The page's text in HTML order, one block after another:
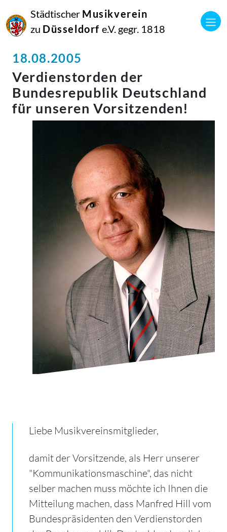
Städtischer Musikverein
zu Düsseldorf e.V. gegr. 1818
18.08.2005
Verdienstorden der
Bundesrepublik Deutschland
für unseren Vorsitzenden!
Liebe Musikvereinsmitglieder,
damit der Vorsitzende, als Herr unserer
"Kommunikationsmaschine", das nicht
selber machen muss möchte ich Ihnen die
Mitteilung machen, dass Manfred Hill vom
Bundespräsidenten den Verdienstorden